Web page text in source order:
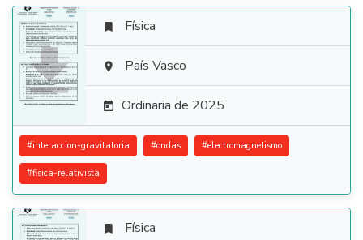

 Física
 País Vasco
 Ordinaria de 2025
#interaccion-gravitatoria #ondas #electromagnetismo
#fisica-relativista
 Física